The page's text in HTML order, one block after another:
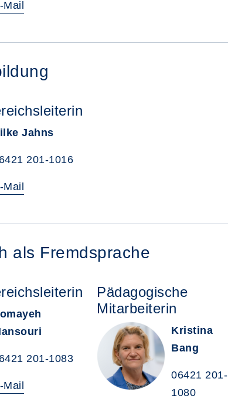
Mail
Jahns
201-1016
Mail
als Fremdsprache
201-1083
Mail
Pädagogische
Mitarbeiterin
Kristina
Bang
06421 201-
1080